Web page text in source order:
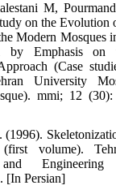
M,
on the Evolution
Modern Mosques
by Emphasis on
(Case
University
mmi; 12
(1996).
volume).
Engineering
[In Persian]